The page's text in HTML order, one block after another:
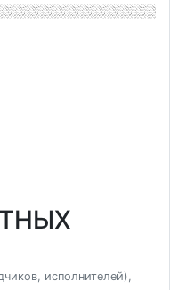
исполнителей),